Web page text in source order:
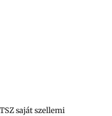
saját szellemi